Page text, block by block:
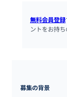
無料会員登録
ントをお持
募集の背景